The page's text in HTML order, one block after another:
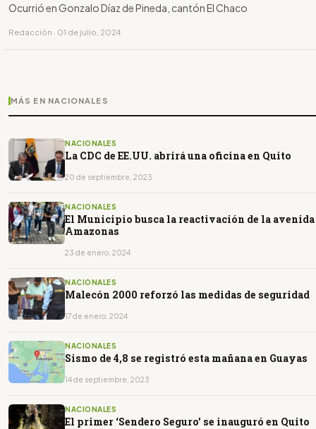
Ocurrió en Gonzalo Díaz de Pineda, cantón El Chaco
Redacción · 01 de julio, 2024
MÁS EN NACIONALES
NACIONALES
La CDC de EE.UU. abrirá una oficina en Quito
20 de septiembre, 2023
NACIONALES
El Municipio busca la reactivación de la avenida
Amazonas
23 de enero, 2024
NACIONALES
Malecón 2000 reforzó las medidas de seguridad
17 de enero, 2024
NACIONALES
Sismo de 4,8 se registró esta mañana en Guayas
14 de septiembre, 2023
NACIONALES
El primer ‘Sendero Seguro’ se inauguró en Quito